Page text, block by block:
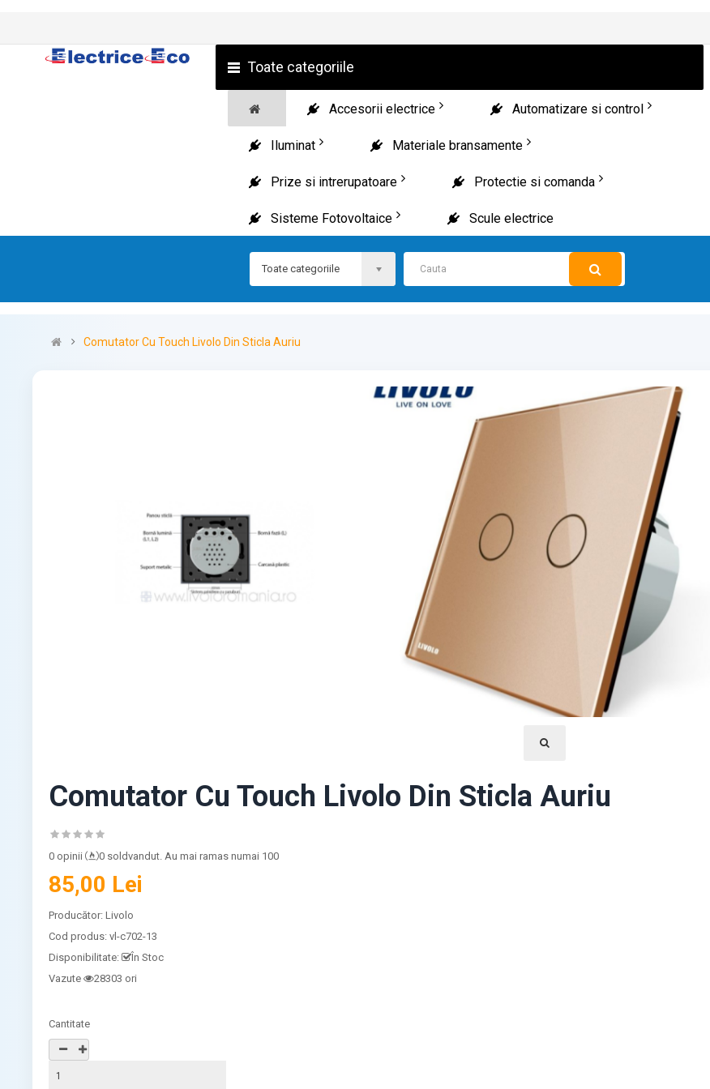
Toate categoriile
Accesorii electrice Automatizare si control
Iluminat Materiale bransamente
Prize si intrerupatoare Protectie si comanda
Sisteme Fotovoltaice Scule electrice
Toate categoriile
Comutator Cu Touch Livolo Din Sticla Auriu
Comutator Cu Touch Livolo Din Sticla Auriu
0 opinii 0 soldvandut. Au mai ramas numai 100
85,00 Lei
Producător:Livolo
Cod produs:vl-c702-13
Disponibilitate:
În Stoc
Vazute
28303 ori
Cantitate